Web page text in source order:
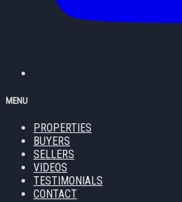
MENU
PROPERTIES
BUYERS
SELLERS
VIDEOS
TESTIMONIALS
CONTACT